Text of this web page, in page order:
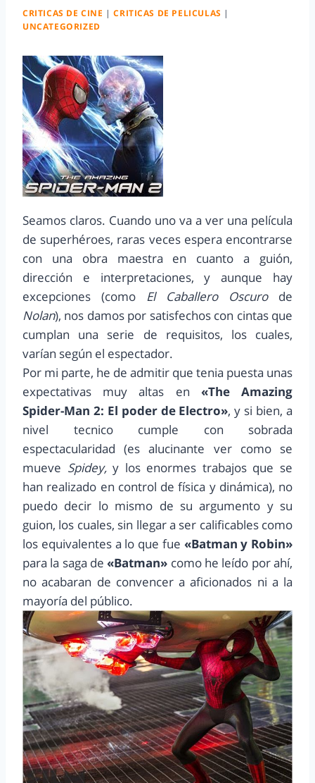
CRITICAS DE CINE |CRITICAS DE PELICULAS |
UNCATEGORIZED
Seamos claros. Cuando uno va a ver una película
de superhéroes, raras veces espera encontrarse
con una obra maestra en cuanto a guión,
dirección e interpretaciones, y aunque hay
excepciones (como El Caballero Oscurode
Nolan), nos damos por satisfechos con cintas que
cumplan una serie de requisitos, los cuales,
varían según el espectador.
Por mi parte, he de admitir que tenia puesta unas
expectativas muy altas en «The Amazing
Spider-Man 2: El poder de Electro», y si bien, a
nivel tecnico cumple con sobrada
espectacularidad (es alucinante ver como se
mueve Spidey,y los enormes trabajos que se
han realizado en control de física y dinámica), no
puedo decir lo mismo de su argumento y su
guion, los cuales, sin llegar a ser calificables como
los equivalentes a lo que fue «Batman y Robin»
para la saga de«Batman» como he leído por ahí,
no acabaran de convencer a aficionados ni a la
mayoría del público.